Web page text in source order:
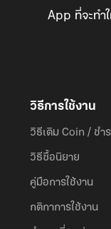
App ที่จะทำ
วิธีการใช้งาน
วิธีเติม Coin / ชำร
วิธีซื้อนิยาย
คู่มือการใช้งาน
กติกาการใช้งาน